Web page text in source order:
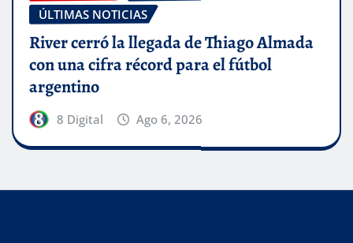
ÚLTIMAS NOTICIAS
River cerró la llegada de Thiago Almada
con una cifra récord para el fútbol
argentino
8 Digital Ago 6, 2026